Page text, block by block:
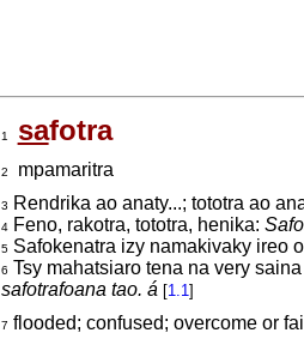
1 safotra
2
mpamaritra
3 Rendrika ao anaty...; tototra ao
4Feno, rakotra, tototra, henika:
5Safokenatra izy namakivaky ireo
6 Tsy mahatsiaro tena na very
safotrafoana tao. á [1.1]
7 flooded; confused; overcome or